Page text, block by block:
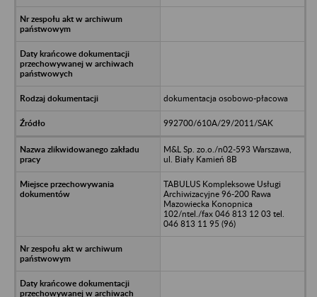
dokumentacja osobowo-płacowa
992700/610A/29/2011/SAK
M&L Sp. zo.o./n02-593 Warszawa,
ul. Biały Kamień 8B
TABULUS Kompleksowe Usługi
Archiwizacyjne 96-200 Rawa
Mazowiecka Konopnica
102/ntel./fax 046 813 12 03 tel.
046 813 11 95 (96)